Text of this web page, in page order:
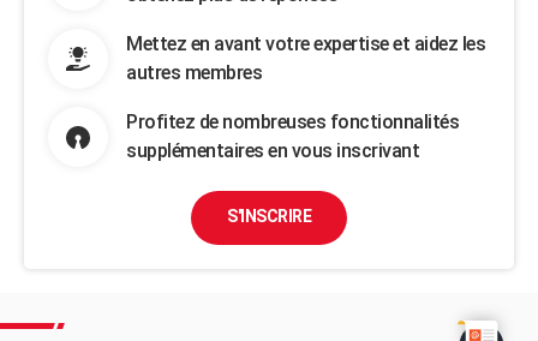
Mettez en avant votre expertise et aidez les
autres membres
Profitez de nombreuses fonctionnalités
supplémentaires en vous inscrivant
S'INSCRIRE